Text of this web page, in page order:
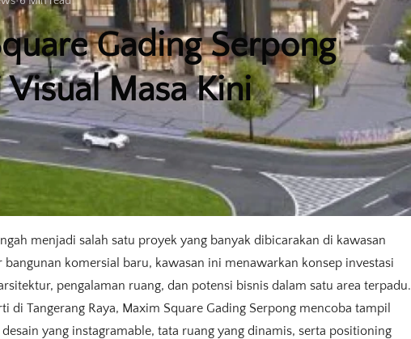
Gading Serpong
Masa Kini
menjadi salah satu proyek yang banyak dibicarakan di kawasan
bangunan komersial baru, kawasan ini menawarkan konsep investasi
pengalaman ruang, dan potensi bisnis dalam satu area terpadu.
di Tangerang Raya, Maxim Square Gading Serpong mencoba tampil
yang instagramable, tata ruang yang dinamis, serta positioning